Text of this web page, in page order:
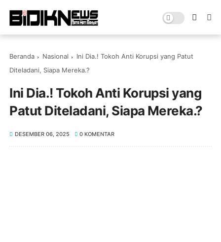
Beranda Nasional
Ini Dia.! Tokoh Anti Korupsi yang Patut
Diteladani, Siapa Mereka.?
Ini Dia.! Tokoh Anti Korupsi yang
Patut Diteladani, Siapa Mereka.?
DESEMBER 06, 2025 0 KOMENTAR